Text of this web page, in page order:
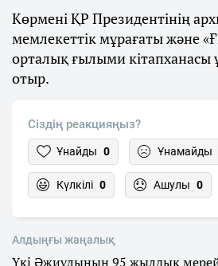
Көрмені ҚР Президентінің
мемлекеттік мұрағаты және
орталық ғылыми
отыр.
Сіздің реакцияңыз?
Ұнайды 0 Ұнамайды
Күлкілі 0 Ашулы 0
Алдыңғы жаңалық
Үкі Әжиұлының 95 жылдық